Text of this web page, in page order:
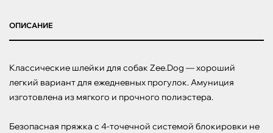
ОПИСАНИЕ
Классические шлейки для собак Zee.Dog — хороший
легкий вариант для ежедневных прогулок. Амуниция
изготовлена из мягкого и прочного полиэстера.
Безопасная пряжка с 4-точечной системой блокировки не